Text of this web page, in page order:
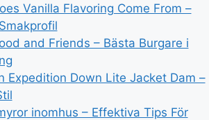
Vanilla Flavoring Come From –
and Friends – Bästa Burgare i
Expedition Down Lite Jacket Dam –
inomhus – Effektiva Tips För